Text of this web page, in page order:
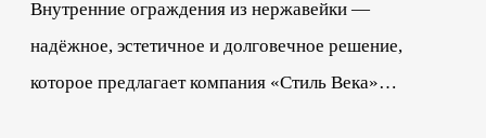
Внутренние ограждения из нержавейки —
надёжное, эстетичное и долговечное решение,
которое предлагает компания «Стиль Века»…